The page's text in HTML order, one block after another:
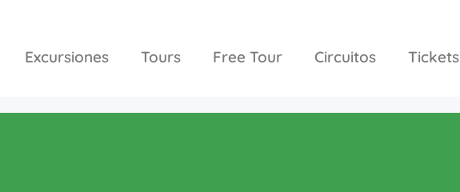
Excursiones Tours Free Tour Circuitos Tickets